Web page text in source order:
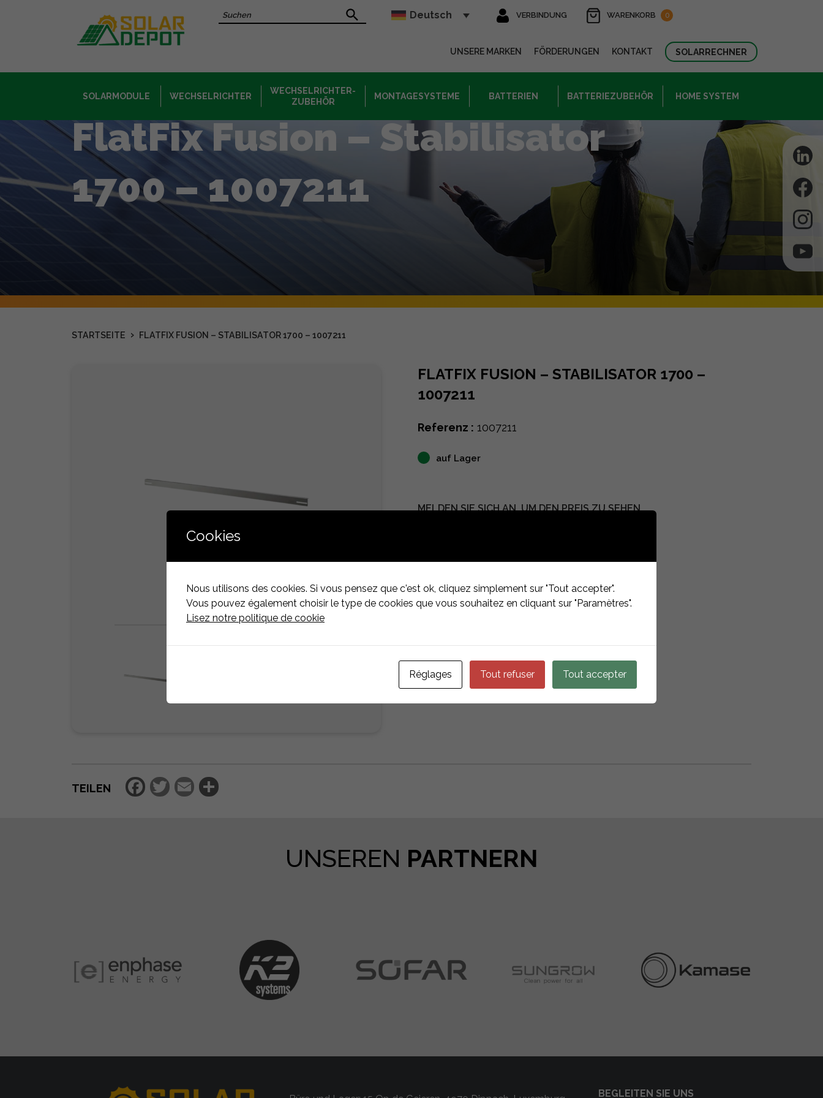
Recherche sur le site
Deutsch VERBINDUNG WARENKORB 0
UNSERE MARKEN FÖRDERUNGEN KONTAKT SOLARRECHNER
SOLARMODULE WECHSELRICHTER
WECHSELRICHTER-
ZUBEHÖR
MONTAGESYSTEME BATTERIEN BATTERIEZUBEHÖR HOME SYSTEM
FlatFix Fusion – Stabilisator
1700 – 1007211
STARTSEITE › FLATFIX FUSION – STABILISATOR 1700 – 1007211
FLATFIX FUSION – STABILISATOR 1700 –
1007211
Referenz : 1007211
auf Lager
MELDEN SIE SICH AN, UM DEN PREIS ZU SEHEN
Hersteller Esdec
Art der Komponente Zubehör
TEILEN Facebook
Twitter
Email
UNSEREN PARTNERN
BEGLEITEN SIE UNS
Cookies
Nous utilisons des cookies. Si vous pensez que c'est ok, cliquez simplement sur "Tout accepter".
Vous pouvez également choisir le type de cookies que vous souhaitez en cliquant sur "Paramètres".
Lisez notre politique de cookie
Réglages Tout refuser Tout accepter